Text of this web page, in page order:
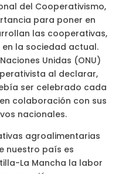
del Cooperativismo,
para poner en
las cooperativas,
la sociedad actual.
Unidas (ONU)
al declarar,
ser celebrado cada
colaboración con sus
nacionales.
agroalimentarias
nuestro país es
La Mancha la labor